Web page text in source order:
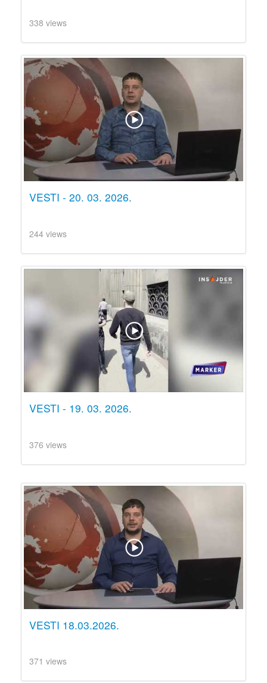
338 views
VESTI - 20. 03. 2026.
244 views
VESTI - 19. 03. 2026.
376 views
VESTI 18.03.2026.
371 views